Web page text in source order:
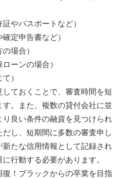
やパスポートなど）
定申告書など）
場合）
ーンの場合）
）
ておくことで、審査時間を短
。また、複数の貸付会社に並
良い条件の融資を見つけられ
し、短期間に多数の審査申し
たな信用情報として記録され
行動する必要があります。
！ブラックからの卒業を目指